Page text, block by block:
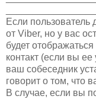
Если пользователь
от Viber, но у вас
будет
контакт (если вы
ваш собеседник
говорит о том, что
В случае, если вы